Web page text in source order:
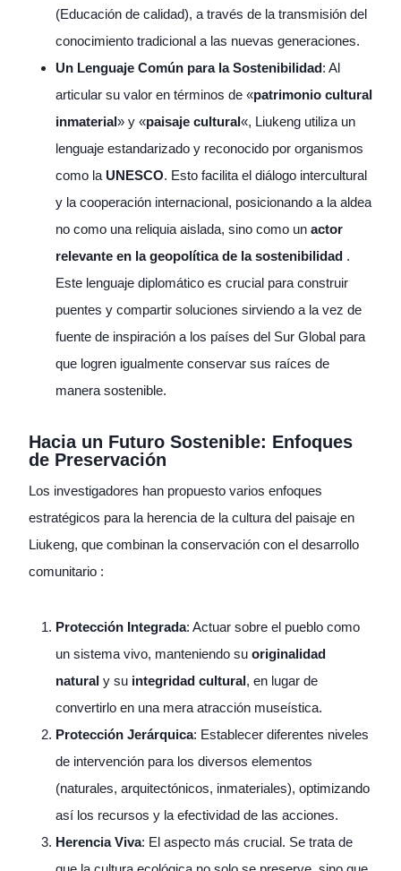
(Educación de calidad), a través de la transmisión del
conocimiento tradicional a las nuevas generaciones.
Un Lenguaje Común para la Sostenibilidad: Al
articular su valor en términos de «patrimonio cultural
inmaterial» y «paisaje cultural«, Liukeng utiliza un
lenguaje estandarizado y reconocido por organismos
como la UNESCO. Esto facilita el diálogo intercultural
y la cooperación internacional, posicionando a la aldea
no como una reliquia aislada, sino como un actor
relevante en la geopolítica de la sostenibilidad .
Este lenguaje diplomático es crucial para construir
puentes y compartir soluciones sirviendo a la vez de
fuente de inspiración a los países del Sur Global para
que logren igualmente conservar sus raíces de
manera sostenible.
Hacia un Futuro Sostenible: Enfoques
de Preservación
Los investigadores han propuesto varios enfoques
estratégicos para la herencia de la cultura del paisaje en
Liukeng, que combinan la conservación con el desarrollo
comunitario :
Protección Integrada: Actuar sobre el pueblo como
un sistema vivo, manteniendo su originalidad
natural y su integridad cultural, en lugar de
convertirlo en una mera atracción museística.
Protección Jerárquica: Establecer diferentes niveles
de intervención para los diversos elementos
(naturales, arquitectónicos, inmateriales), optimizando
así los recursos y la efectividad de las acciones.
Herencia Viva: El aspecto más crucial. Se trata de